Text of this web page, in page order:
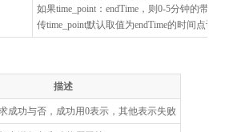
如果time_point：endTime，则0-5分钟的带宽算
传time_point默认取值为endTime的时间点计算
描述
成功与否，成功用0表示，其他表示失败